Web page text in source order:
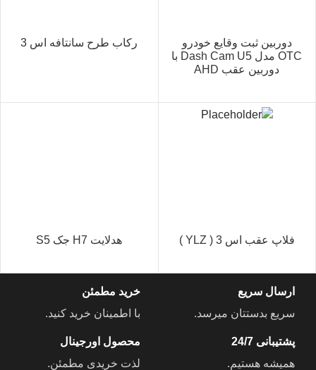
دوربین ثبت وقایع خودرو
OTC مدل Dash Cam U5 با
دوربین عقب AHD
رکاب طرح سانتافه اس 3
فلاپ عقب اس 3 ( YLZ ) هدلایت H7 جک S5
ارسال سریع
سریع بدستتان میرسد.
خرید مطمئن
با اطمینان خرید کنید.
پشتیبانی 24/7
همیشه هستیم.
محصول اورجینال
لذت خریدی مطمئن.